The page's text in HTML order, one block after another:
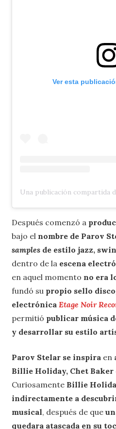
Ver esta
Después comenzó a
bajo el nombre de Parov
samples de estilo jazz,
dentro de la escena
en aquel momento no era
fundó su propio sello
electrónica Etage Noir
permitió publicar música
y desarrollar su estilo
Parov Stelar se inspira en
Billie Holiday, Chet
Curiosamente Billie
indirectamente a
musical, después de que
quedara atascada en su